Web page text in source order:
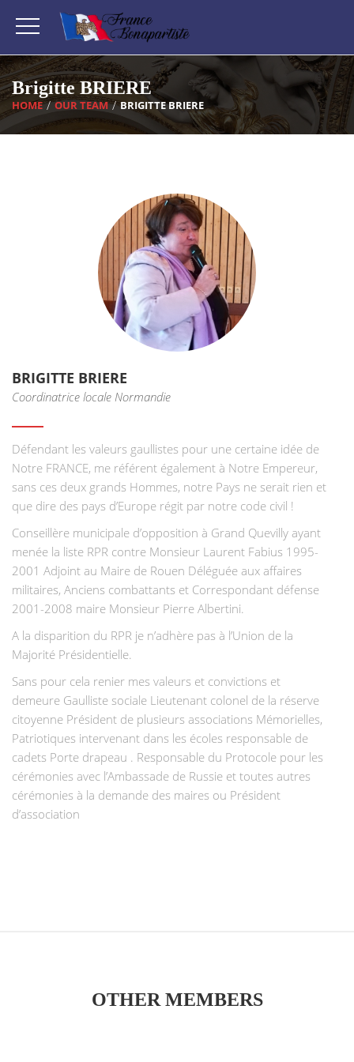
Brigitte BRIERE
HOME OUR TEAM BRIGITTE BRIERE
BRIGITTE BRIERE
Coordinatrice locale Normandie
Défendant les valeurs gaullistes pour une certaine idée de
Notre FRANCE, me référent également à Notre Empereur,
sans ces deux grands Hommes, notre Pays ne serait rien et
que dire des pays d’Europe régit par notre code civil !
Conseillère municipale d’opposition à Grand Quevilly ayant
menée la liste RPR contre Monsieur Laurent Fabius 1995-
2001 Adjoint au Maire de Rouen Déléguée aux affaires
militaires, Anciens combattants et Correspondant défense
2001-2008 maire Monsieur Pierre Albertini.
A la disparition du RPR je n’adhère pas à l’Union de la
Majorité Présidentielle.
Sans pour cela renier mes valeurs et convictions et
demeure Gaulliste sociale Lieutenant colonel de la réserve
citoyenne Président de plusieurs associations Mémorielles,
Patriotiques intervenant dans les écoles responsable de
cadets Porte drapeau . Responsable du Protocole pour les
cérémonies avec l’Ambassade de Russie et toutes autres
cérémonies à la demande des maires ou Président
d’association
OTHER MEMBERS